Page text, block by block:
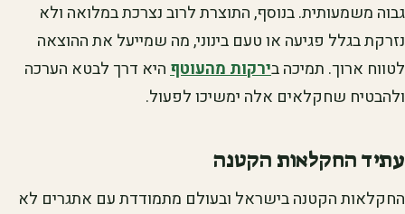
גבוה משמעותית. בנוסף, התוצרת לרוב נצרכת במלואה ולא
נזרקת בגלל פגיעה או טעם בינוני, מה שמייעל את ההוצאה
לטווח ארוך. תמיכה בירקות מהעוטףהיא דרך לבטא הערכה
ולהבטיח שחקלאים אלה ימשיכו לפעול.
עתיד החקלאות הקטנה
החקלאות הקטנה בישראל ובעולם מתמודדת עם אתגרים לא